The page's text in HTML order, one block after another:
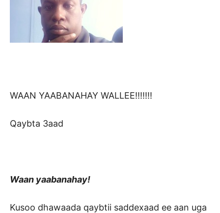
WAAN YAABANAHAY WALLEE!!!!!!!
Qaybta 3aad
Waan yaabanahay!
Kusoo dhawaada qaybtii saddexaad ee aan uga